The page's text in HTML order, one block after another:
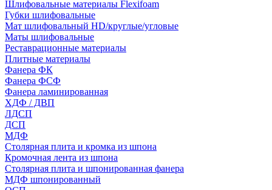
Шлифовальные материалы Flexifoam
Губки шлифовальные
Мат шлифовальный HD/круглые/угловые
Маты шлифовальные
Реставрационные материалы
Плитные материалы
Фанера ФК
Фанера ФСФ
Фанера ламинированная
ХДФ / ДВП
ЛДСП
ДСП
МДФ
Столярная плита и кромка из шпона
Кромочная лента из шпона
Столярная плита и шпонированная фанера
МДФ шпонированный